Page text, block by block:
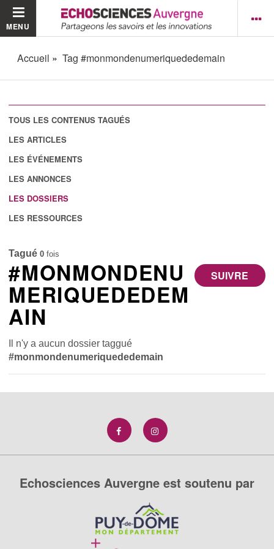
MENU
Accueil Tag #monmondenumeriquededemain
TOUS LES CONTENUS TAGUÉS
LES ARTICLES
LES ÉVÉNEMENTS
LES ANNONCES
LES DOSSIERS
LES RESSOURCES
Tagué 0 fois
SUIVRE
#MONMONDENU
MERIQUEDEDEM
AIN
Il n'y a aucun dossier taggué
#monmondenumeriquededemain
Echosciences Auvergne est soutenu par